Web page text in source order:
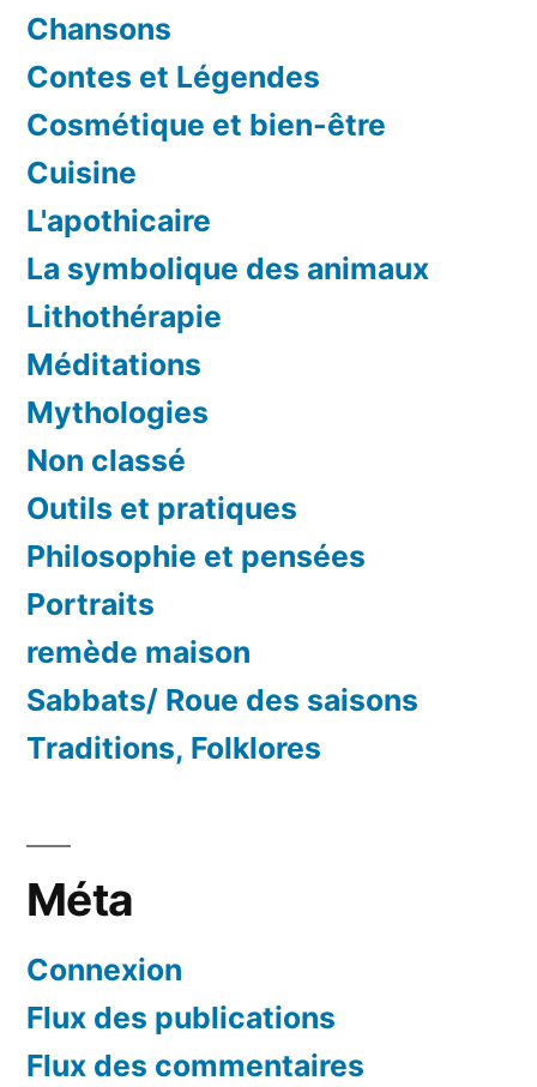
Chansons
Contes et Légendes
Cosmétique et bien-être
Cuisine
L'apothicaire
La symbolique des animaux
Lithothérapie
Méditations
Mythologies
Non classé
Outils et pratiques
Philosophie et pensées
Portraits
remède maison
Sabbats/ Roue des saisons
Traditions, Folklores
Méta
Connexion
Flux des publications
Flux des commentaires